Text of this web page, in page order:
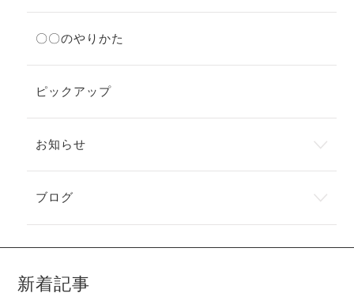
〇〇のやりかた
ピックアップ
お知らせ
ブログ
新着記事